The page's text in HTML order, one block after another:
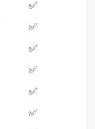
✅
✅
✅
✅
✅
✅